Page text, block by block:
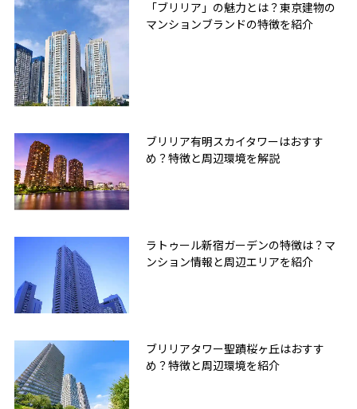
「ブリリア」の魅力とは？東京建物の
マンションブランドの特徴を紹介
ブリリア有明スカイタワーはおすす
め？特徴と周辺環境を解説
ラトゥール新宿ガーデンの特徴は？マ
ンション情報と周辺エリアを紹介
ブリリアタワー聖蹟桜ヶ丘はおすす
め？特徴と周辺環境を紹介